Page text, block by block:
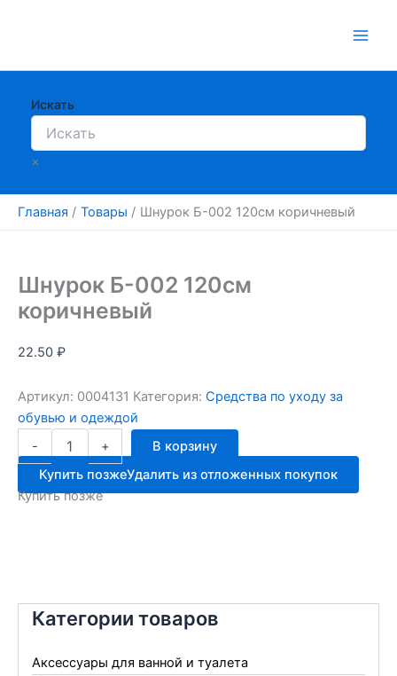
Искать
×
Главная Товары Шнурок Б-002 120см коричневый
Категории товаров
Аксессуары для ванной и туалета
Шнурок Б-002 120см
коричневый
22.50 ₽
Артикул: 0004131 Категория: Средства по уходу за
обувью и одеждой
-
Количество
товара
Шнурок
Б-002
120см
+
В корзину
Купить позжеУдалить из отложенных покупок
Купить позже